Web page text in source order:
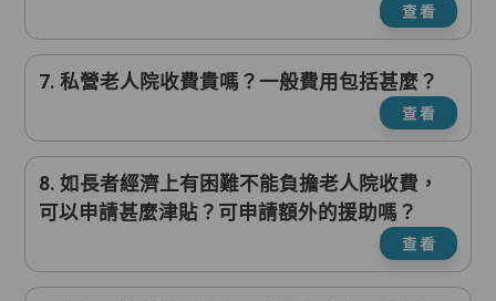
查看
7. 私營老人院收費貴嗎？一般費用包括甚麼？
查看
8. 如長者經濟上有困難不能負擔老人院收費，
可以申請甚麼津貼？可申請額外的援助嗎？
查看